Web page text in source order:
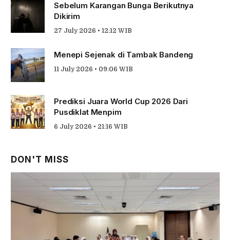
Sebelum Karangan Bunga Berikutnya
Dikirim
27 July 2026 • 12:12 WIB
Menepi Sejenak di Tambak Bandeng
11 July 2026 • 09:06 WIB
Prediksi Juara World Cup 2026 Dari
Pusdiklat Menpim
6 July 2026 • 21:16 WIB
DON'T MISS